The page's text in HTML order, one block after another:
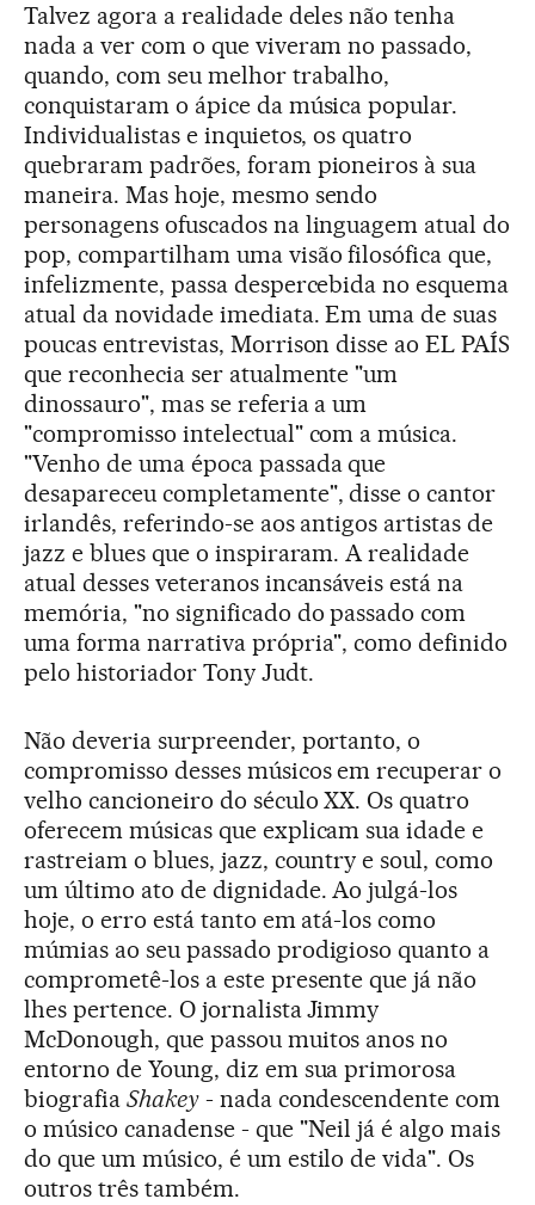
Talvez agora a realidade deles não tenha
nada a ver com o que viveram no passado,
quando, com seu melhor trabalho,
conquistaram o ápice da música popular.
Individualistas e inquietos, os quatro
quebraram padrões, foram pioneiros à sua
maneira. Mas hoje, mesmo sendo
personagens ofuscados na linguagem atual do
pop, compartilham uma visão filosófica que,
infelizmente, passa despercebida no esquema
atual da novidade imediata. Em uma de suas
poucas entrevistas, Morrison disse ao EL PAÍS
que reconhecia ser atualmente "um
dinossauro", mas se referia a um
"compromisso intelectual" com a música.
"Venho de uma época passada que
desapareceu completamente", disse o cantor
irlandês, referindo-se aos antigos artistas de
jazz e blues que o inspiraram. A realidade
atual desses veteranos incansáveis está na
memória, "no significado do passado com
uma forma narrativa própria", como definido
pelo historiador Tony Judt.
Não deveria surpreender, portanto, o
compromisso desses músicos em recuperar o
velho cancioneiro do século XX. Os quatro
oferecem músicas que explicam sua idade e
rastreiam o blues, jazz, country e soul, como
um último ato de dignidade. Ao julgá-los
hoje, o erro está tanto em atá-los como
múmias ao seu passado prodigioso quanto a
comprometê-los a este presente que já não
lhes pertence. O jornalista Jimmy
McDonough, que passou muitos anos no
entorno de Young, diz em sua primorosa
biografia Shakey- nada condescendente com
o músico canadense - que "Neil já é algo mais
do que um músico, é um estilo de vida". Os
outros três também.